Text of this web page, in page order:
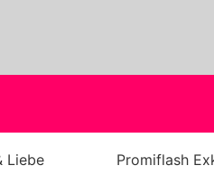
Liebe Promiflash